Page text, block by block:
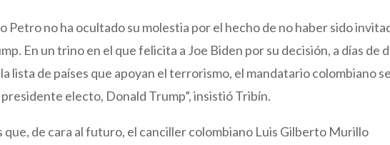
Petro no ha ocultado su molestia por el hecho de no haber sido
En un trino en el que felicita a Joe Biden por su decisión, a días de
lista de países que apoyan el terrorismo, el mandatario colombiano se
electo, Donald Trump”, insistió Tribín.
que, de cara al futuro, el canciller colombiano Luis Gilberto Murillo